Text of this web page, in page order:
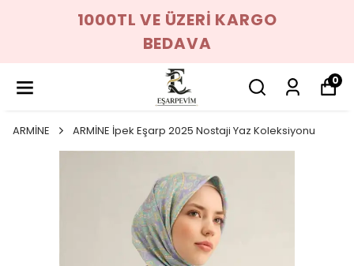
1000TL VE ÜZERİ KARGO
BEDAVA
0
ARMİNE ARMİNE İpek Eşarp 2025 Nostaji Yaz Koleksiyonu